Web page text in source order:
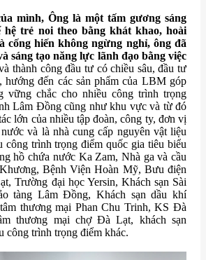
mình, Ông là một tấm gương sáng
hệ trẻ noi theo bằng khát khao, hoài
cống hiến không ngừng nghỉ, ông đã
sáng tạo năng lực lãnh đạo bằng việc
thành công đầu tư có chiều sâu, đầu tư
hướng đến các sản phẩm của LBM góp
vững chắc cho nhiều công trình trọng
Lâm Đồng cũng như khu vực và từ đó
lớn của nhiều tập đoàn, công ty, đơn vị
và là nhà cung cấp nguyên vật liệu
công trình trọng điểm quốc gia tiêu biểu
hồ chứa nước Ka Zam, Nhà ga và cầu
Bệnh Viện Hoàn Mỹ, Bưu điện
Trường đại học Yersin, Khách sạn Sài
tàng Lâm Đồng, Khách sạn dầu khí
thương mại Phan Chu Trinh, KS Đà
thương mại chợ Đà Lạt, khách sạn
trình trọng điểm khác.